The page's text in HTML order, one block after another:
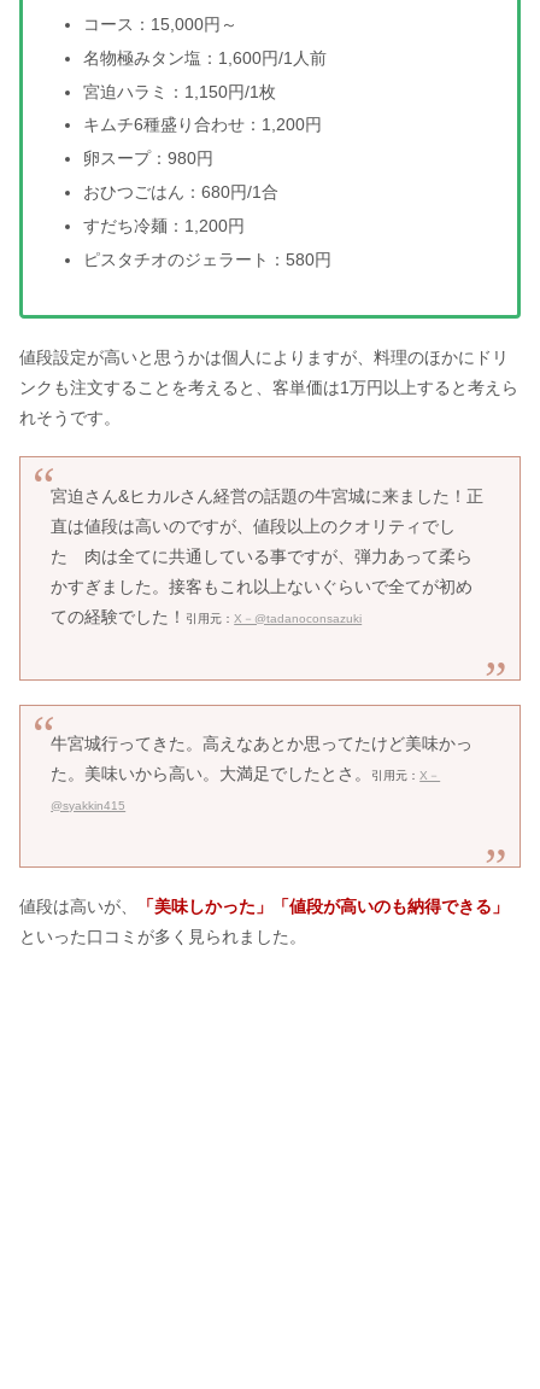
コース：15,000円～
名物極みタン塩：1,600円/1人前
宮迫ハラミ：1,150円/1枚
キムチ6種盛り合わせ：1,200円
卵スープ：980円
おひつごはん：680円/1合
すだち冷麺：1,200円
ピスタチオのジェラート：580円
値段設定が高いと思うかは個人によりますが、料理のほかにドリ
ンクも注文することを考えると、客単価は1万円以上すると考えら
れそうです。
宮迫さん&ヒカルさん経営の話題の牛宮城に来ました！正
直は値段は高いのですが、値段以上のクオリティでし
た 肉は全てに共通している事ですが、弾力あって柔ら
かすぎました。接客もこれ以上ないぐらいで全てが初め
ての経験でした！
引用元： X－@tadanoconsazuki
牛宮城行ってきた。高えなあとか思ってたけど美味かっ
た。美味いから高い。大満足でしたとさ。
引用元：X－
@syakkin415
値段は高いが、
「美味しかった」「値段が高いのも納得できる」
といった口コミが多く見られました。